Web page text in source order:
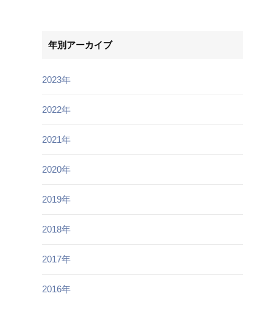
年別アーカイブ
2023年
2022年
2021年
2020年
2019年
2018年
2017年
2016年